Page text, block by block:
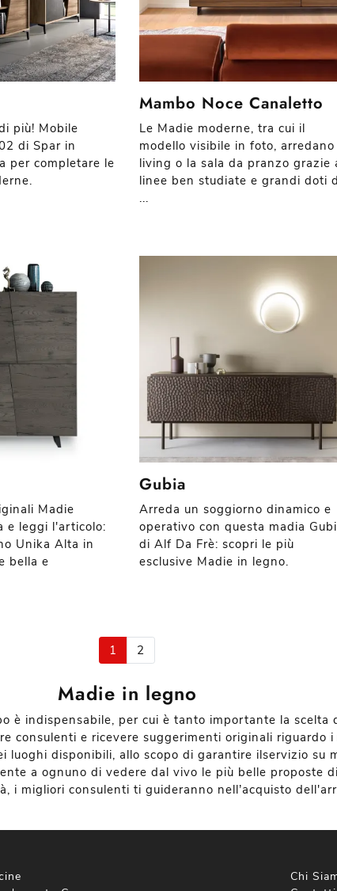
più! Mobile
di Spar in
per completare le
Mambo Noce Canaletto
Le Madie moderne, tra cui il
modello visibile in foto, arredano
living o la sala da pranzo grazie
linee ben studiate e grandi doti
...
Madie
e leggi l'articolo:
Unika Alta in
bella e
Gubia
Arreda un soggiorno dinamico e
operativo con questa madia
di Alf Da Frè: scopri le più
esclusive Madie in legno.
1 2
Madie in legno
è indispensabile, per cui è tanto importante la scelta
consulenti e ricevere suggerimenti originali
luoghi disponibili, allo scopo di garantire ilservizio su
a ognuno di vedere dal vivo le più belle proposte di
i migliori consulenti ti guideranno nell’acquisto
Chi